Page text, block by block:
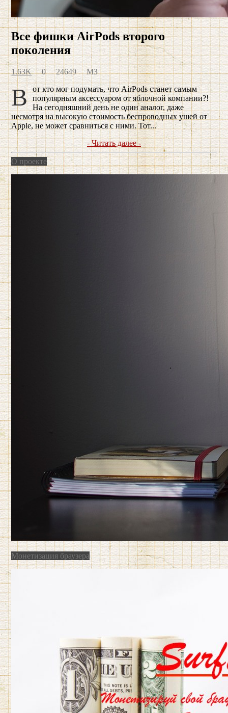
Все фишки AirPods второго
поколения
1.63K 024649МЗ
Вот кто мог подумать, что AirPods станет самым популярным аксессуаром от яблочной компании?!
На сегодняшний день не один аналог, даже
несмотря на высокую стоимость беспроводных ушей от
Apple, не может сравниться с ними. Тот...
- Читать далее -
О проекте
Монетизация браузера